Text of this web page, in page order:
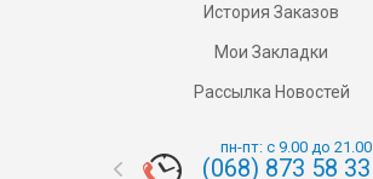
История Заказов
Мои Закладки
Рассылка Новостей
пн-пт: с 9.00 до 21.00
(068) 873 58 33